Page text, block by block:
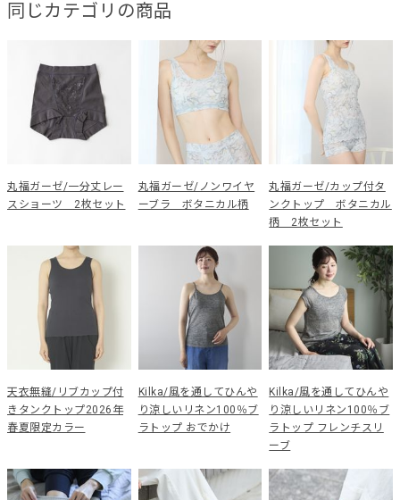
同じカテゴリの商品
丸福ガーゼ/一分丈レー
スショーツ 2枚セット
丸福ガーゼ/ノンワイヤ
ーブラ ボタニカル柄
丸福ガーゼ/カップ付タ
ンクトップ ボタニカル
柄 2枚セット
天衣無縫/リブカップ付
きタンクトップ2026年
春夏限定カラー
Kilka/風を通してひんや
り涼しいリネン100％ブ
ラトップ おでかけ
Kilka/風を通してひんや
り涼しいリネン100％ブ
ラトップ フレンチスリ
ーブ